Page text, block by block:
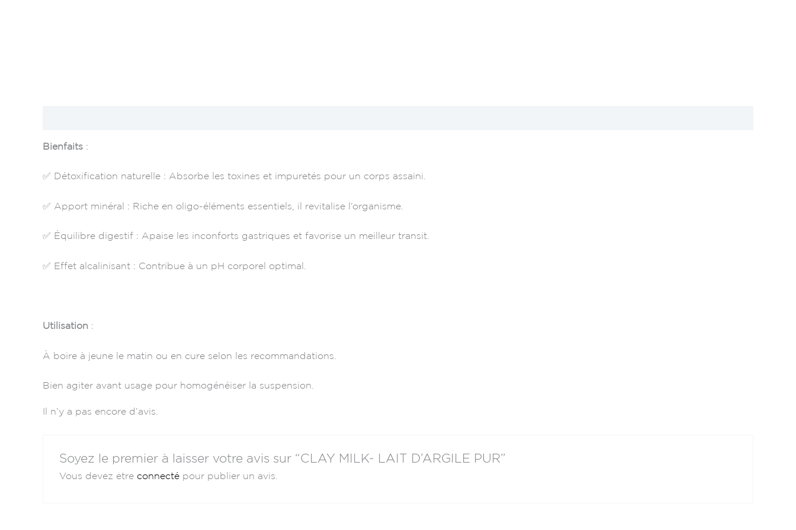
Bienfaits :
✅ Détoxification naturelle : Absorbe les toxines et impuretés pour un corps assaini.
✅ Apport minéral : Riche en oligo-éléments essentiels, il revitalise l’organisme.
✅ Équilibre digestif : Apaise les inconforts gastriques et favorise un meilleur transit.
✅ Effet alcalinisant : Contribue à un pH corporel optimal.
Utilisation :
À boire à jeune le matin ou en cure selon les recommandations.
Bien agiter avant usage pour homogénéiser la suspension.
Il n’y a pas encore d’avis.
Soyez le premier à laisser votre avis sur “CLAY MILK- LAIT D’ARGILE PUR”
Vous devez être connectépour publier un avis.